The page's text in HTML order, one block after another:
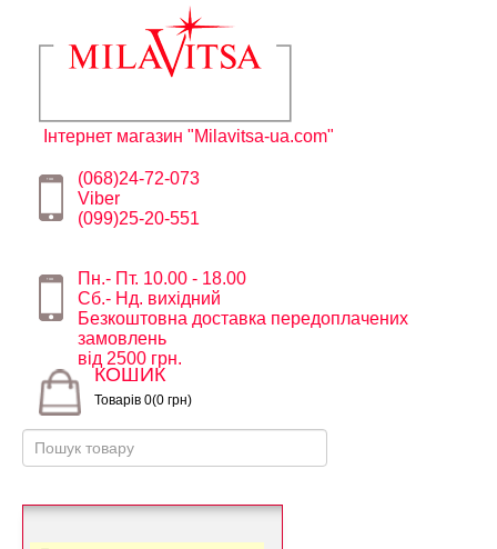
Інтернет магазин "Milavitsa-ua.com"
(068)24-72-073
Viber
(099)25-20-551
Пн.- Пт. 10.00 - 18.00
Сб.- Нд. вихідний
Безкоштовна доставка передоплачених
замовлень
від 2500 грн.
КОШИК
Товарів 0(0 грн)